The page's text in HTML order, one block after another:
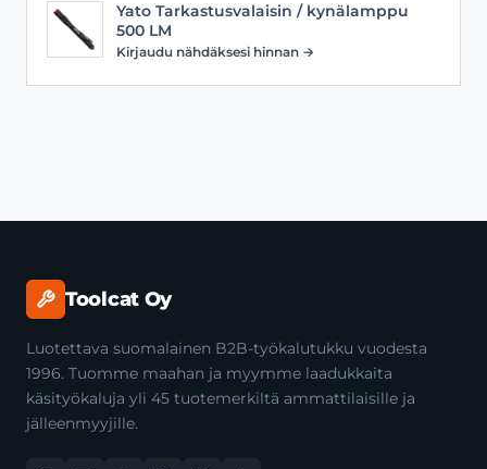
Yato Tarkastusvalaisin / kynälamppu
500 LM
Kirjaudu nähdäksesi hinnan →
Toolcat Oy
Luotettava suomalainen B2B-työkalutukku vuodesta
1996. Tuomme maahan ja myymme laadukkaita
käsityökaluja yli 45 tuotemerkiltä ammattilaisille ja
jälleenmyyjille.